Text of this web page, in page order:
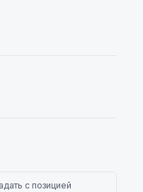
с позицией